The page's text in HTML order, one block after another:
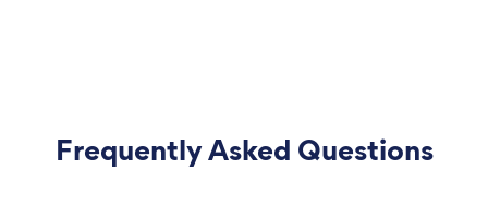
Frequently Asked Questions